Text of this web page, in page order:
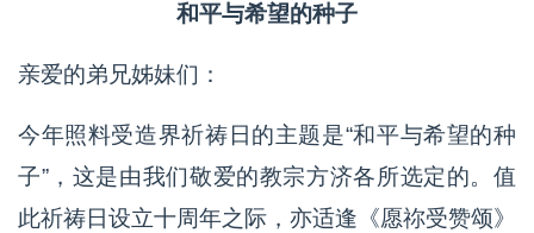
和平与希望的种子
亲爱的弟兄姊妹们：
今年照料受造界祈祷日的主题是“和平与希望的种
子”，这是由我们敬爱的教宗方济各所选定的。值
此祈祷日设立十周年之际，亦适逢《愿祢受赞颂》